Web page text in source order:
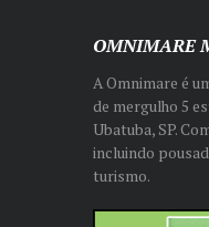
OMNIMARE
A Omnimare é
de mergulho 5
Ubatuba, SP.
incluindo
turismo.